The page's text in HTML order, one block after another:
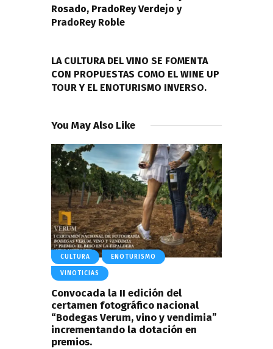
Rosado, PradoRey Verdejo y
PradoRey Roble
LA CULTURA DEL VINO SE FOMENTA
CON PROPUESTAS COMO EL WINE UP
TOUR Y EL ENOTURISMO INVERSO.
You May Also Like
CULTURA ENOTURISMO
VINOTICIAS
Convocada la II edición del
certamen fotográfico nacional
“Bodegas Verum, vino y vendimia”
incrementando la dotación en
premios.